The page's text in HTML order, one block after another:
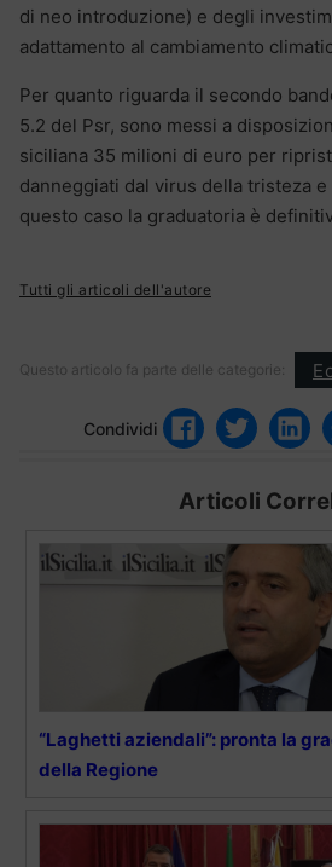
di neo introduzione) e degli
adattamento al cambiamento
Per quanto riguarda il secondo
5.2 del Psr, sono messi a
siciliana 35 milioni di euro per
danneggiati dal virus della tristeza e
questo caso la graduatoria è
Tutti gli articoli dell'autore
Questo articolo fa parte delle categorie:
Condividi
Articoli
“Laghetti aziendali”: pronta la
della Regione